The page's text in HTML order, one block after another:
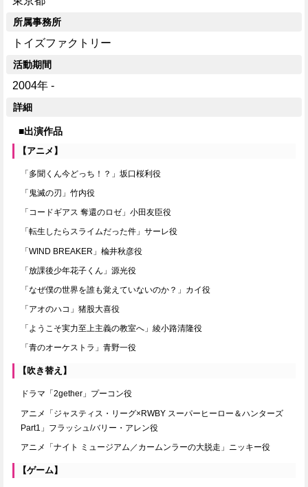
所属事務所
トイズファクトリー
活動期間
2004年 -
詳細
■出演作品
【アニメ】
「多聞くん今どっち！？」坂口桜利役
「鬼滅の刃」竹内役
「コードギアス 奪還のロゼ」小田友臣役
「転生したらスライムだった件」サーレ役
「WIND BREAKER」楡井秋彦役
「放課後少年花子くん」源光役
「なぜ僕の世界を誰も覚えていないのか？」カイ役
「アオのハコ」猪股大喜役
「ようこそ実力至上主義の教室へ」綾小路清隆役
「青のオーケストラ」青野一役
【吹き替え】
ドラマ「2gether」プーコン役
アニメ「ジャスティス・リーグ×RWBY スーパーヒーロー＆ハンターズ
Part1」フラッシュ/バリー・アレン役
アニメ「ナイト ミュージアム／カームンラーの大脱走」ニッキー役
【ゲーム】